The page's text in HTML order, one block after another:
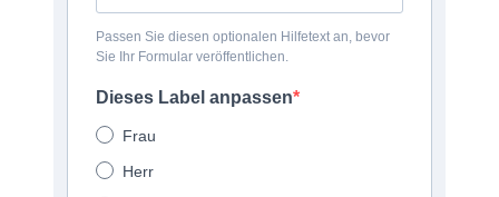
Passen Sie diesen optionalen Hilfetext an, bevor
Sie Ihr Formular veröffentlichen.
Dieses Label anpassen
Frau
Herr